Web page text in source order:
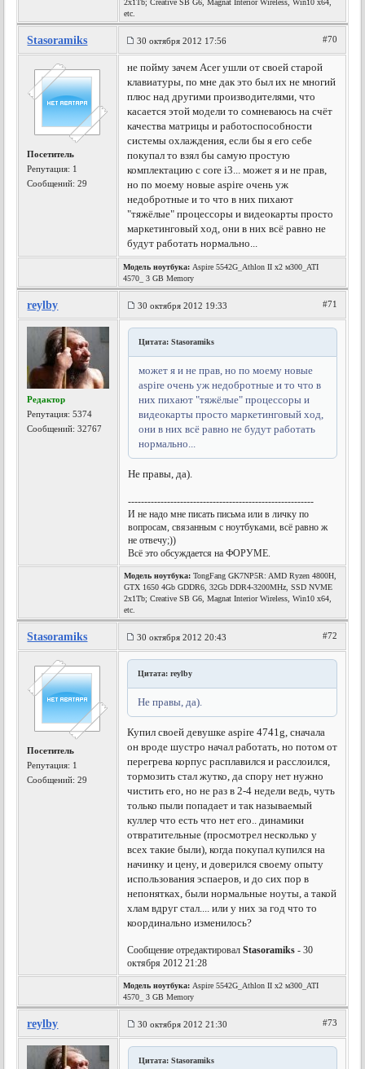
2x1Tb; Creative SB G6, Magnat Interior Wireless, Win10 x64,
etc.
Stasoramiks 30 октября 2012 17:56 #70
Посетитель
Репутация: 1
Сообщений: 29
не пойму зачем Acer ушли от своей старой
клавиатуры, по мне дак это был их не многий
плюс над другими производителями, что
касается этой модели то сомневаюсь на счёт
качества матрицы и работоспособности
системы охлаждения, если бы я его себе
покупал то взял бы самую простую
комплектацию с core i3... может я и не прав,
но по моему новые aspire очень уж
недобротные и то что в них пихают
"тяжёлые" процессоры и видеокарты просто
маркетинговый ход, они в них всё равно не
будут работать нормально...
Модель ноутбука: Aspire 5542G_Athlon II x2 м300_ATI
4570_ 3 GB Memory
reylby 30 октября 2012 19:33 #71
Редактор
Репутация:5374
Сообщений: 32767
Цитата: Stasoramiks
может я и не прав, но по моему новые
aspire очень уж недобротные и то что в
них пихают "тяжёлые" процессоры и
видеокарты просто маркетинговый ход,
они в них всё равно не будут работать
нормально...
Не правы, да).
---------------------------------------------------------
И не надо мне писать письма или в личку по
вопросам, связанным с ноутбуками, всё равно ж
не отвечу;))
Всё это обсуждается на ФОРУМЕ.
Модель ноутбука: TongFang GK7NP5R: AMD Ryzen 4800H,
GTX 1650 4Gb GDDR6, 32Gb DDR4-3200MHz, SSD NVME
2x1Tb; Creative SB G6, Magnat Interior Wireless, Win10 x64,
etc.
Stasoramiks 30 октября 2012 20:43 #72
Посетитель
Репутация: 1
Сообщений: 29
Цитата: reylby
Не правы, да).
Купил своей девушке aspire 4741g, сначала
он вроде шустро начал работать, но потом от
перегрева корпус расплавился и расслоился,
тормозить стал жутко, да спору нет нужно
чистить его, но не раз в 2-4 недели ведь, чуть
только пыли попадает и так называемый
куллер что есть что нет его.. динамики
отвратительные (просмотрел несколько у
всех такие были), когда покупал купился на
начинку и цену, и доверился своему опыту
использования эспаеров, и до сих пор в
непонятках, были нормальные ноуты, а такой
хлам вдруг стал.... или у них за год что то
координально изменилось?
Сообщение отредактировалStasoramiks - 30
октября 2012 21:28
Модель ноутбука: Aspire 5542G_Athlon II x2 м300_ATI
4570_ 3 GB Memory
reylby 30 октября 2012 21:30 #73
Цитата: Stasoramiks